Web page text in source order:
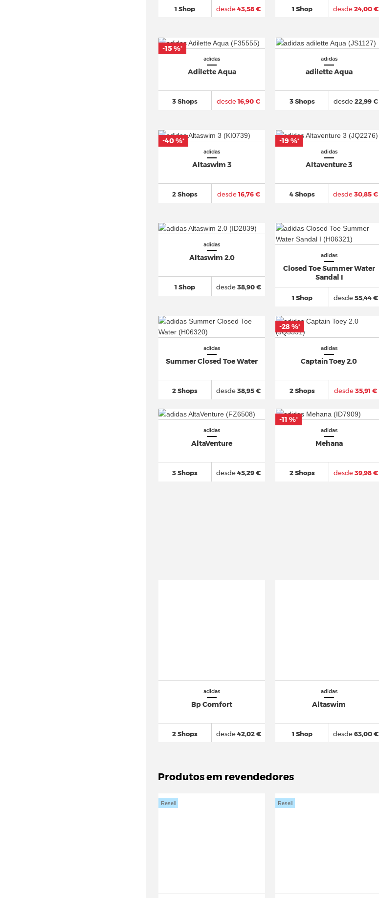
1 Shop desde43,58 € 1 Shop desde24,00 €
adidas
Adilette Aqua
3 Shops desde16,90 €
-15 %*
adidas
adilette Aqua
3 Shops desde22,99 €
adidas
Altaswim 3
2 Shops desde16,76 €
-40 %*
adidas
Altaventure 3
4 Shops desde30,85 €
-19 %*
adidas
Altaswim 2.0
1 Shop desde38,90 €
adidas
Closed Toe Summer Water
Sandal I
1 Shop desde55,44 €
adidas
Summer Closed Toe Water
2 Shops desde38,95 €
adidas
Captain Toey 2.0
2 Shops desde35,91 €
-28 %*
adidas
AltaVenture
3 Shops desde45,29 €
adidas
Mehana
2 Shops desde39,98 €
-11 %*
adidas
Bp Comfort
2 Shops desde42,02 €
adidas
Altaswim
1 Shop desde63,00 €
Produtos em revendedores
Resell Resell